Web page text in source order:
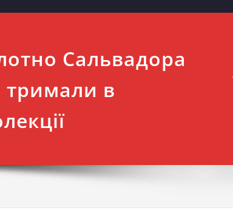
Сальвадора
тримали в